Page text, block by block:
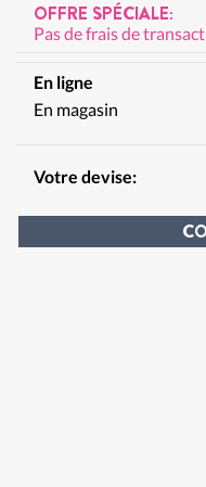
OFFRE SPÉCIALE:
Pas de frais de
En ligne
En magasin
Votre devise: